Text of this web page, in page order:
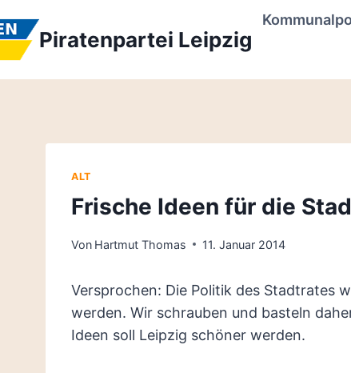
Piratenpartei Leipzig
ALT
Frische Ideen für die
Von Hartmut Thomas 11. Januar 2014
Versprochen: Die Politik des Stadtrates
werden. Wir schrauben und basteln
Ideen soll Leipzig schöner werden.